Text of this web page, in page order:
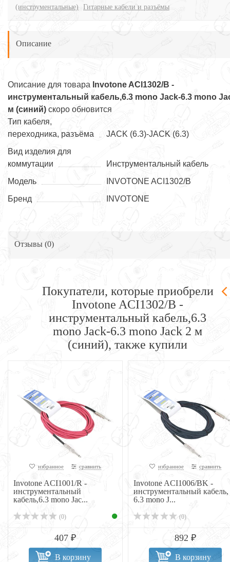
(инструментальные) Гитарные кабели и разъёмы
Описание
Описание для товара Invotone ACI1302/B -
инструментальный кабель,6.3 mono Jack-6.3 mono
м (синий) скоро обновится
Тип кабеля,
переходника, разъёма
JACK (6.3)-JACK (6.3)
Вид изделия для
коммутации
Инструментальный кабель
Модель
INVOTONE ACI1302/B
Бренд
INVOTONE
Отзывы (0)
Покупатели, которые приобрели
Invotone ACI1302/B -
инструментальный кабель,6.3
mono Jack-6.3 mono Jack 2 м
(синий), также купили
избранное сравнить
Invotone ACI1001/R -
инструментальный
кабель,6.3 mono Jac...
(0)
407 ₽
В корзину
избранное сравнить
Invotone ACI1006/BK -
инструментальный кабель,
6.3 mono J...
(0)
892 ₽
В корзину